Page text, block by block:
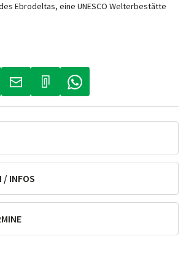
Ebrodeltas, eine UNESCO Welterbestätte
ÖFFNET IN NEUEM TAB)
(LINK ÖFFNET IN NEUEM TAB)
(LINK ÖFFNET IN NEUEM
/ INFOS